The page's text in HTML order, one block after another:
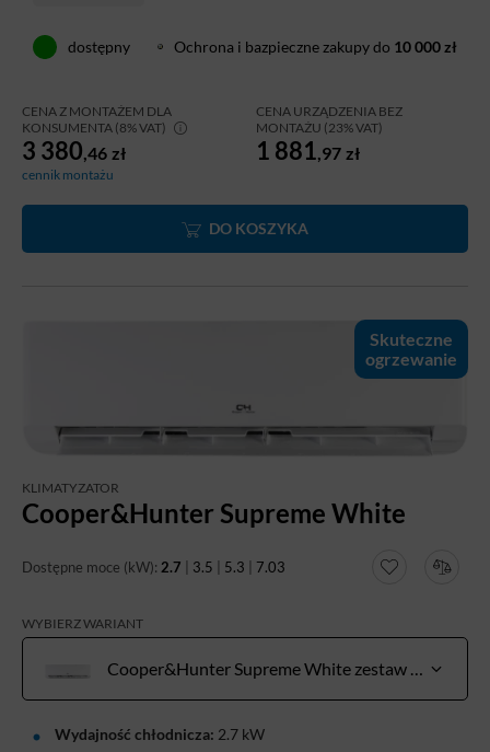
dziecięcego, gabinetu lub niewielkiego mieszkania.
przez cały rok. Wbudowane Wi-Fi, funkcja I FEEL oraz
automatyczne żaluzje pionowe i poziome ułatwiają
codzienne użytkowanie, a energooszczędna sprężarka
dostępny Ochrona i bazpieczne zakupy do 10 000 zł
CENA Z MONTAŻEM DLA
KONSUMENTA (8% VAT)
3 380 ,46 zł
cennik montażu
CENA URZĄDZENIA BEZ
MONTAŻU (23% VAT)
1 881 ,97 zł
DO KOSZYKA
Skuteczne
ogrzewanie
KLIMATYZATOR
Cooper&Hunter Supreme White
Dostępne moce (kW): 2.7 3.5 5.3 7.03
WYBIERZ WARIANT
Cooper&Hunter Supreme White zestaw 2,7 kW do pow. 20-30 m²
Wydajność chłodnicza: 2.7 kW